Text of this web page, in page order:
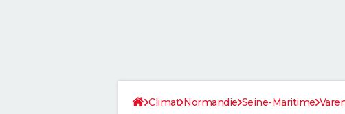
Climat Normandie Seine-Maritime